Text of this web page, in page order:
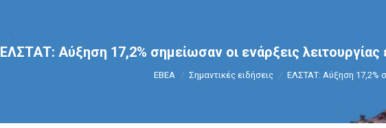
ΕΛΣΤΑΤ: Αύξηση 17,2% σημείωσαν οι ενάρξεις λειτουργίας
You are here:
ΕΒΕΑ Σημαντικές ειδήσεις ΕΛΣΤΑΤ: Αύξηση 17,2%